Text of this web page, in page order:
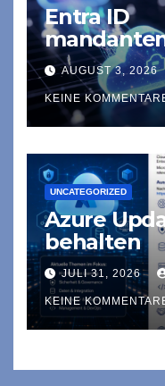
Entra ID
AUGUST 3, 2026
KEINE
UNCATEGORIZED
Azure
behalten
JULI 31, 2026
KEINE